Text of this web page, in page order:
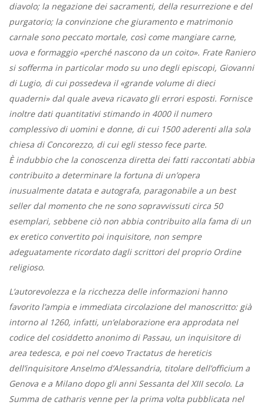
diavolo; la negazione dei sacramenti, della resurrezione e del
purgatorio; la convinzione che giuramento e matrimonio
carnale sono peccato mortale, così come mangiare carne,
uova e formaggio «perché nascono da un coito». Frate Raniero
si sofferma in particolar modo su uno degli episcopi, Giovanni
di Lugio, di cui possedeva il «grande volume di dieci
quaderni» dal quale aveva ricavato gli errori esposti. Fornisce
inoltre dati quantitativi stimando in 4000 il numero
complessivo di uomini e donne, di cui 1500 aderenti alla sola
chiesa di Concorezzo, di cui egli stesso fece parte.
È indubbio che la conoscenza diretta dei fatti raccontati abbia
contribuito a determinare la fortuna di un’opera
inusualmente datata e autografa, paragonabile a un best
seller dal momento che ne sono sopravvissuti circa 50
esemplari, sebbene ciò non abbia contribuito alla fama di un
ex eretico convertito poi inquisitore, non sempre
adeguatamente ricordato dagli scrittori del proprio Ordine
religioso.
L’autorevolezza e la ricchezza delle informazioni hanno
favorito l’ampia e immediata circolazione del manoscritto: già
intorno al 1260, infatti, un’elaborazione era approdata nel
codice del cosiddetto anonimo di Passau, un inquisitore di
area tedesca, e poi nel coevo Tractatus de hereticis
dell’inquisitore Anselmo d’Alessandria, titolare dell’officium a
Genova e a Milano dopo gli anni Sessanta del XIII secolo. La
Summa de catharis venne per la prima volta pubblicata nel